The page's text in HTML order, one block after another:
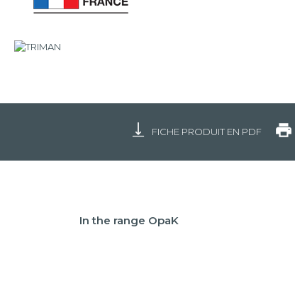
FICHE PRODUIT EN PDF
In the range OpaK